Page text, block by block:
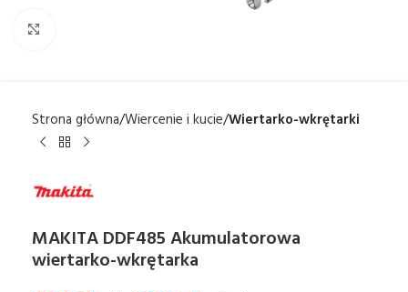
Strona główna Wiercenie i kucie Wiertarko-wkrętarki
MAKITA DDF485 Akumulatorowa
wiertarko-wkrętarka